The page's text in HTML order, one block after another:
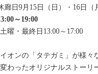
廊日9月15日（日）・16日（
～19:00
曜・最終日13:00～17:00
オンの「タテガミ」が様々
わったオリジナルストーリ